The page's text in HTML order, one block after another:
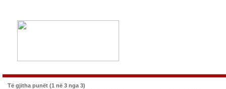
Të gjitha punët (1 në 3 nga 3)